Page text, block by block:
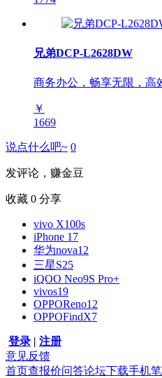
兄弟DCP-L2628DW
商务办公，畅享无限，高
￥
1669
说点什么吧~ 0
发评论，赚金豆
收藏 0 分享
vivo X100s
iPhone 17
华为nova12
三星S25
iQOO Neo9S Pro+
vivos19
OPPOReno12
OPPOFindX7
登录 | 注册
意见反馈
首页查报价问答论坛下载手机